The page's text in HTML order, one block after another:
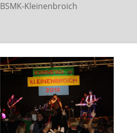
BSMK-Kleinenbroich